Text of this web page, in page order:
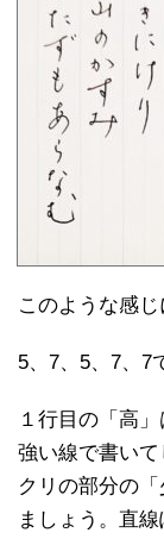
このような感じ
5、7、5、7、7
１行目の「高
強い線で書い
クリの部分の
ましょう。直